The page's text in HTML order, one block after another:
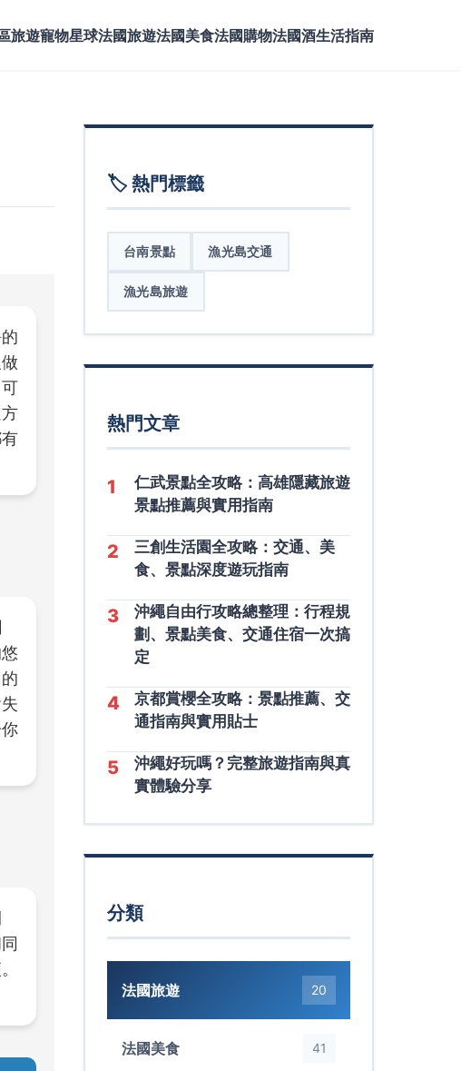
旅遊寵物星球法國旅遊法國美食法國購物法國酒生活指南
🏷️ 熱門標籤
台南景點 漁光島交通
漁光島旅遊
熱門文章
1
仁武景點全攻略：高雄隱藏旅遊
景點推薦與實用指南
2
三創生活園全攻略：交通、美
食、景點深度遊玩指南
3
沖繩自由行攻略總整理：行程規
劃、景點美食、交通住宿一次搞
定
4
京都賞櫻全攻略：景點推薦、交
通指南與實用貼士
5
沖繩好玩嗎？完整旅遊指南與真
實體驗分享
分類
法國旅遊 20
法國美食 41